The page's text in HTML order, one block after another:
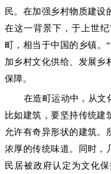
民。在加强乡村物质建设
在这一背景下，于上世纪
町，相当于中国的乡镇。
加乡村文化供给、发展乡
保障。
在造町运动中，从文
比如建筑，要坚持传统建
允许有奇异形状的建筑。
浓厚的传统味道。同时，
民居被政府认定为文化